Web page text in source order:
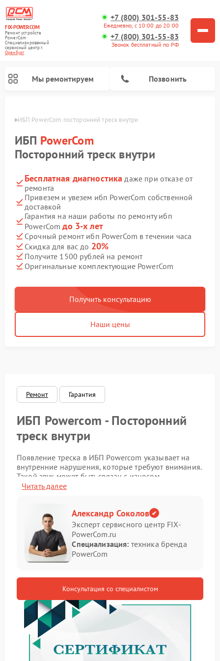
FIX-POWERCOM
Ремонт устройств
PowerCom
Специализированный
cервисный центр г.
Оренбург
+7 (800) 301-55-83
Ежедневно, с 10:00 до 20:00
+7 (800) 301-55-83
Звонок бесплатный по РФ
Мы ремонтируем Позвонить
ИБП PowerCom посторонний треск внутри
ИБП PowerCom
Посторонний треск внутри
Бесплатная диагностика даже при отказе от
ремонта
Привезем и увезем ибп PowerCom собственной
доставкой
Гарантия на наши работы по ремонту ибп
PowerComдо 3-х лет
Срочный ремонт ибп PowerCom в течении часа
Скидка для вас до 20%
Получите 1500 рублей на ремонт
Оригинальные комплектующие PowerCom
Получить консультацию
Наши цены
Ремонт Гарантия
ИБП Powercom - Посторонний
треск внутри
Появление треска в ИБП Powercom указывает на
внутренние нарушения, которые требуют внимания.
Такой звук может быть связан с износом
компонентов или нарушением электрических
Основные признаки проблемы
Определить неисправность можно по следующим
симптомам:
Самопроизвольные отключения
Перегрев корпуса
В подобных случаях необходим ремонт Powercom,
так как игнорирование проблемы может привести к
более серьезным последствиям.
Практические рекомендации
Читать далее
Александр Соколов
Эксперт сервисного центр FIX-
PowerCom.ru
Специализация: техника бренда
PowerCom
Консультация со специалистом